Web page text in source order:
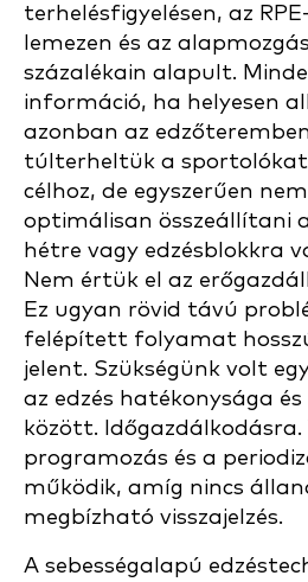
terhelésfigyelésen, az
lemezen és az
százalékain alapult.
információ, ha helyesen
azonban az
túlterheltük a
célhoz, de egyszerűen
optimálisan összeállítani
hétre vagy edzésblokkra
Nem értük el az
Ez ugyan rövid távú
felépített folyamat
jelent. Szükségünk volt
az edzés hatékonysága és
között. Időgazdálkodásra.
programozás és a
működik, amíg nincs
megbízható visszajelzés.
A sebességalapú